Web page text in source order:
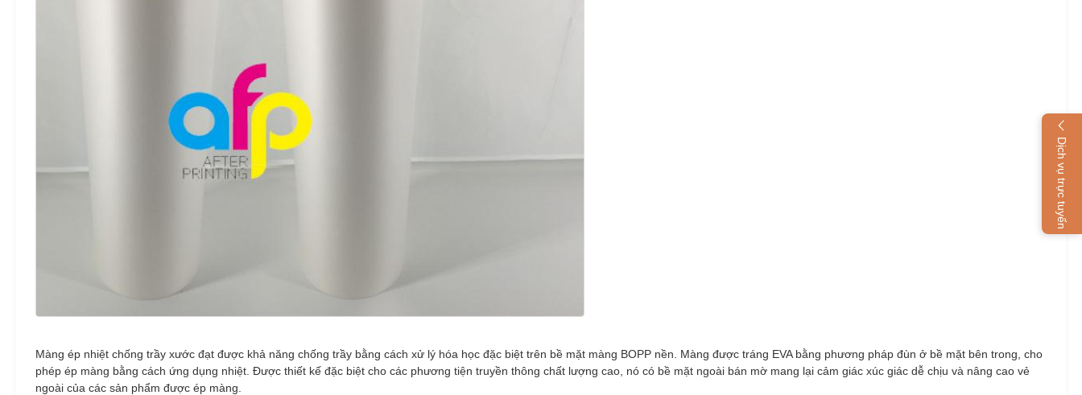
Dịch vụ trực tuyến
Màng ép nhiệt chống trầy xước đạt được khả năng chống trầy bằng cách xử lý hóa học đặc biệt trên bề mặt màng BOPP nền. Màng được tráng EVA bằng phương pháp đùn ở bề mặt bên trong, cho
phép ép màng bằng cách ứng dụng nhiệt. Được thiết kế đặc biệt cho các phương tiện truyền thông chất lượng cao, nó có bề mặt ngoài bán mờ mang lại cảm giác xúc giác dễ chịu và nâng cao vẻ
ngoài của các sản phẩm được ép màng.